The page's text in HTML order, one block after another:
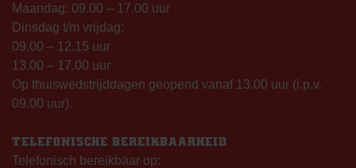
Maandag: 09.00 – 17.00 uur
Dinsdag t/m vrijdag:
09.00 – 12.15 uur
13.00 – 17.00 uur
Op thuiswedstrijddagen geopend vanaf 13.00 uur (i.p.v.
09.00 uur).
TELEFONISCHE BEREIKBAARHEID
Telefonisch bereikbaar op: